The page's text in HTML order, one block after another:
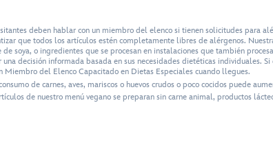
deben hablar con un miembro del elenco si tienen solicitudes para
que todos los artículos estén completamente libres de alérgenos.
de soya, o ingredientes que se procesan en instalaciones que también
una decisión informada basada en sus necesidades dietéticas individuales.
Miembro del Elenco Capacitado en Dietas Especiales cuando llegues.
de carnes, aves, mariscos o huevos crudos o poco cocidos puede
de nuestro menú vegano se preparan sin carne animal, productos